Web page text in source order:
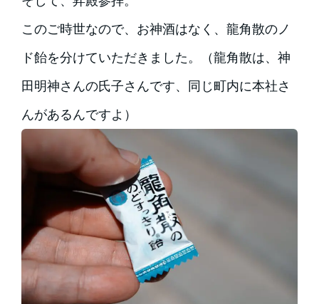
このご時世なので、お神酒はなく、龍角散のノ
ド飴を分けていただきました。（龍角散は、神
田明神さんの氏子さんです、同じ町内に本社さ
んがあるんですよ）